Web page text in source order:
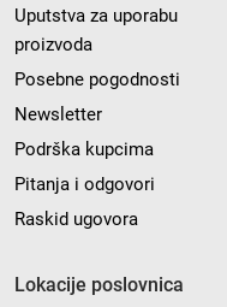
Uputstva za uporabu
proizvoda
Posebne pogodnosti
Newsletter
Podrška kupcima
Pitanja i odgovori
Raskid ugovora
Lokacije poslovnica